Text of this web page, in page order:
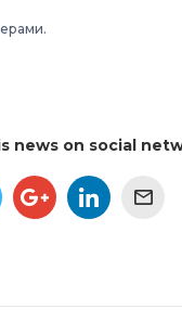
news on social